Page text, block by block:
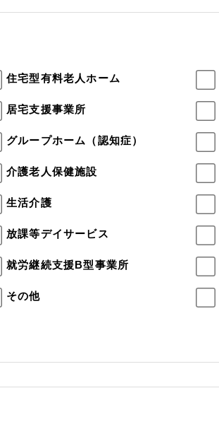
住宅型有料老人ホーム
居宅支援事業所
グループホーム（認知症）
介護老人保健施設
生活介護
放課等デイサービス
就労継続支援B型事業所
その他